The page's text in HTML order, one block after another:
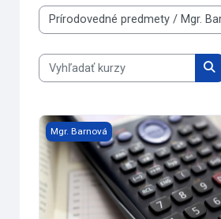
Kategórie kurzov
Vyhľadať kurzy
Aplikovaná matematika 1.B
Mgr. Barnová